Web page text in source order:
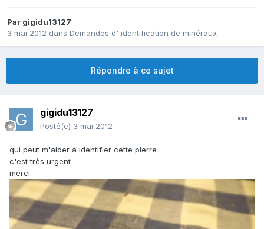
Par gigidu13127
3 mai 2012 dans Demandes d' identification de minéraux
Répondre à ce sujet
gigidu13127
Posté(e) 3 mai 2012
qui peut m'aider à identifier cette pierre
c'est très urgent
merci